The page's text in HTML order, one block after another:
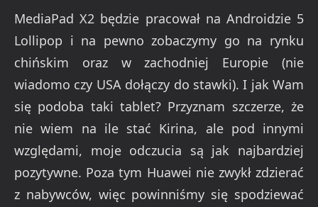
MediaPad X2 będzie pracował na Androidzie 5
Lollipop i na pewno zobaczymy go na rynku
chińskim oraz w zachodniej Europie (nie
wiadomo czy USA dołączy do stawki). I jak Wam
się podoba taki tablet? Przyznam szczerze, że
nie wiem na ile stać Kirina, ale pod innymi
względami, moje odczucia są jak najbardziej
pozytywne. Poza tym Huawei nie zwykł zdzierać
z nabywców, więc powinniśmy się spodziewać